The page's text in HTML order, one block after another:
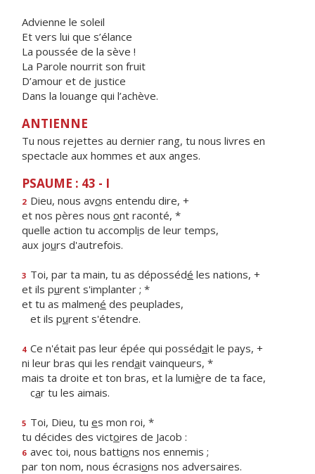
Advienne le soleil
Et vers lui que s’élance
La poussée de la sève !
La Parole nourrit son fruit
D’amour et de justice
Dans la louange qui l’achève.
ANTIENNE
Tu nous rejettes au dernier rang, tu nous livres en
spectacle aux hommes et aux anges.
PSAUME : 43 - I
2 Dieu, nous avons entendu dire, +
et nos pères nous ont raconté, *
quelle action tu accomplis de leur temps,
aux jours d'autrefois.
3 Toi, par ta main, tu as dépossédé les nations, +
et ils purent s'implanter ; *
et tu as malmené des peuplades,
et ils purent s'étendre.
4 Ce n'était pas leur épée qui possédait le pays, +
ni leur bras qui les rendait vainqueurs, *
mais ta droite et ton bras, et la lumière de ta face,
car tu les aimais.
5 Toi, Dieu, tu es mon roi, *
tu décides des victoires de Jacob :
6 avec toi, nous battions nos ennemis ;
par ton nom, nous écrasions nos adversaires.